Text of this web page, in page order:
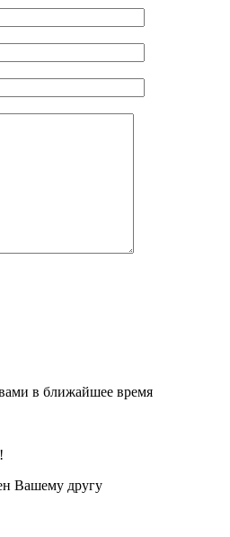
в ближайшее время
Вашему другу